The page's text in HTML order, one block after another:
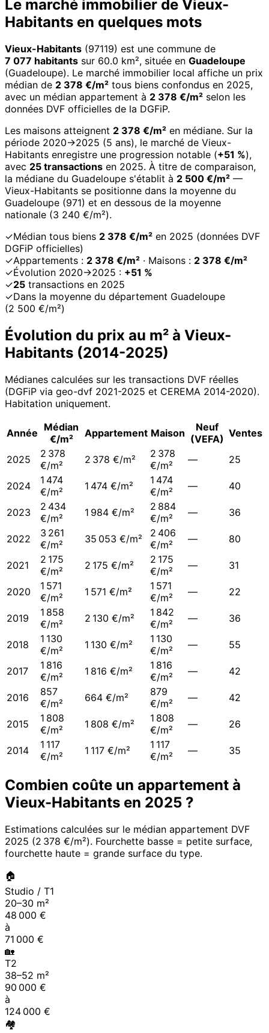
Le marché immobilier de Vieux-
Habitants en quelques mots
Vieux-Habitants (97119) est une commune de
7 077 habitants sur 60.0 km², située en Guadeloupe
(Guadeloupe). Le marché immobilier local affiche un prix
médian de 2 378 €/m² tous biens confondus en 2025,
avec un médian appartement à 2 378 €/m² selon les
données DVF officielles de la DGFiP.
Les maisons atteignent 2 378 €/m² en médiane. Sur la
période 2020→2025 (5 ans), le marché de Vieux-
Habitants enregistre une progression notable (+51 %),
avec 25 transactions en 2025. À titre de comparaison,
la médiane du Guadeloupe s'établit à 2 500 €/m² —
Vieux-Habitants se positionne dans la moyenne du
Guadeloupe (971) et en dessous de la moyenne
nationale (3 240 €/m²).
✓Médian tous biens 2 378 €/m² en 2025 (données DVF
DGFiP officielles)
✓Appartements : 2 378 €/m² · Maisons : 2 378 €/m²
✓Évolution 2020→2025 : +51 %
✓25 transactions en 2025
✓Dans la moyenne du département Guadeloupe
(2 500 €/m²)
Évolution du prix au m² à Vieux-
Habitants (2014-2025)
Médianes calculées sur les transactions DVF réelles
(DGFiP via geo-dvf 2021-2025 et CEREMA 2014-2020).
Habitation uniquement.
Année Médian
€/m²
Appartement Maison
Neuf
(VEFA) Ventes
2025
2 378
€/m²
2 378 €/m²
2 378
€/m²
— 25
2024
1 474
€/m²
1 474 €/m²
1 474
€/m²
— 40
2023
2 434
€/m²
1 984 €/m²
2 884
€/m²
— 36
2022
3 261
€/m²
35 053 €/m²
2 406
€/m²
— 80
2021
2 175
€/m²
2 175 €/m²
2 175
€/m²
— 31
2020
1 571
€/m²
1 571 €/m²
1 571
€/m²
— 22
2019
1 858
€/m²
2 130 €/m²
1 842
€/m²
— 36
2018
1 130
€/m²
1 130 €/m²
1 130
€/m²
— 55
2017
1 816
€/m²
1 816 €/m²
1 816
€/m²
— 42
2016
857
€/m²
664 €/m²
879
€/m²
— 42
2015
1 808
€/m²
1 808 €/m²
1 808
€/m²
— 26
2014
1 117
€/m²
1 117 €/m²
1 117
€/m²
— 35
Combien coûte un appartement à
Vieux-Habitants en 2025 ?
Estimations calculées sur le médian appartement DVF
2025 (2 378 €/m²). Fourchette basse = petite surface,
fourchette haute = grande surface du type.
🏠
Studio / T1
20–30 m²
48 000 €
à
71 000 €
🏡
T2
38–52 m²
90 000 €
à
124 000 €
🏘